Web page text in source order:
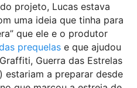
projeto, Lucas estava
uma ideia que tinha para
que ele e o produtor
prequelas e que ajudou
Guerra das Estrelas
estariam a preparar desde